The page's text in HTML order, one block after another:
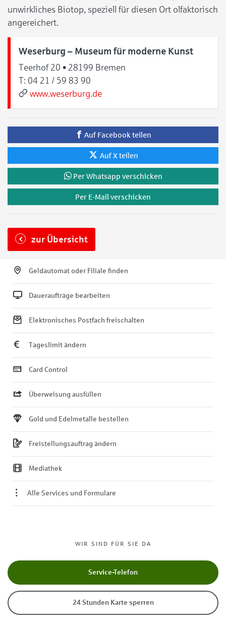
unwirkliches Biotop, speziell für diesen Ort olfaktorisch
angereichert.
Weserburg – Museum für moderne Kunst
Teerhof 20 • 28199 Bremen
T: 04 21 / 59 83 90
www.weserburg.de
Auf Facebook teilen
Auf X teilen
Per Whatsapp verschicken
Per E-Mail verschicken
zur Übersicht
WIR SIND FÜR SIE DA
Service-Telefon
24 Stunden Karte sperren
Geldautomat oder Filiale finden
Daueraufträge bearbeiten
Elektronisches Postfach freischalten
Tageslimit ändern
Card Control
Überweisung ausfüllen
Gold und Edelmetalle bestellen
Freistellungsauftrag ändern
Mediathek
Alle Services und Formulare